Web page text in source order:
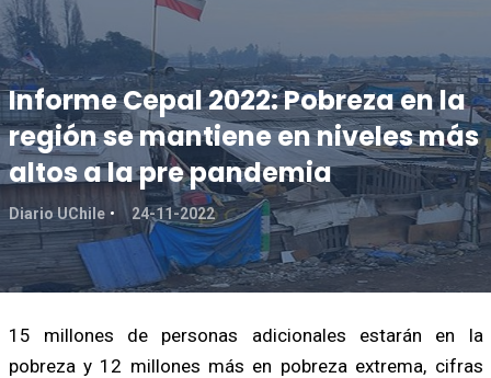
Informe Cepal 2022: Pobreza en la
región se mantiene en niveles más
altos a la pre pandemia
Diario UChile 24-11-2022
15 millones de personas adicionales estarán en la
pobreza y 12 millones más en pobreza extrema, cifras